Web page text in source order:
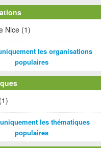
Nice (1)
les organisations
populaires
les thématiques
populaires